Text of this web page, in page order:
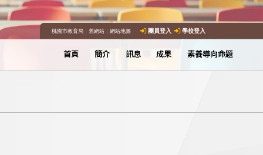
桃園市教育局｜ 舊網站｜ 網站地圖 團員登入 學校登入
首頁 簡介 訊息 成果 素養導向命題